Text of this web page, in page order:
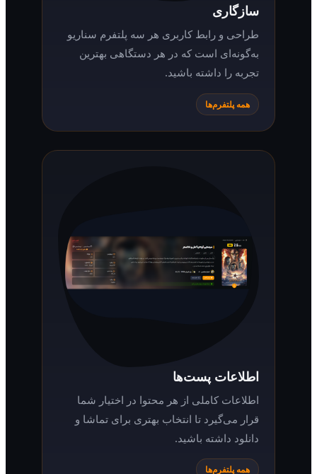
سازگاری
طراحی و رابط کاربری هر سه پلتفرم سناریو
به‌گونه‌ای است که در هر دستگاهی بهترین
تجربه را داشته باشید.
همه پلتفرم‌ها
اطلاعات پست‌ها
اطلاعات کاملی از هر محتوا در اختیار شما
قرار می‌گیرد تا انتخاب بهتری برای تماشا و
دانلود داشته باشید.
همه پلتفرم‌ها